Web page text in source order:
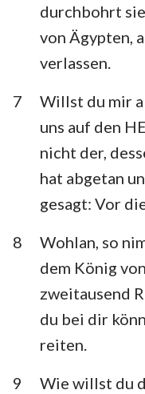
durchbohrt
von Ägypten,
verlassen.
7
Willst du mir
uns auf den
nicht der,
hat abgetan
gesagt: Vor
8
Wohlan, so
dem König
zweitausend
du bei dir
reiten.
9
Wie willst du